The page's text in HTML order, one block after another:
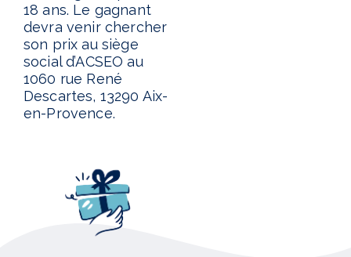
18 ans. Le gagnant
devra venir chercher
son prix au siège
social d’ACSEO au
1060 rue René
Descartes, 13290 Aix-
en-Provence.